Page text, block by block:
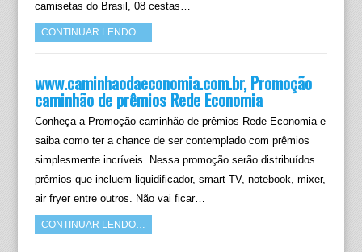
camisetas do Brasil, 08 cestas…
CONTINUAR LENDO…
www.caminhaodaeconomia.com.br, Promoção
caminhão de prêmios Rede Economia
Conheça a Promoção caminhão de prêmios Rede Economia e
saiba como ter a chance de ser contemplado com prêmios
simplesmente incríveis. Nessa promoção serão distribuídos
prêmios que incluem liquidificador, smart TV, notebook, mixer,
air fryer entre outros. Não vai ficar…
CONTINUAR LENDO…